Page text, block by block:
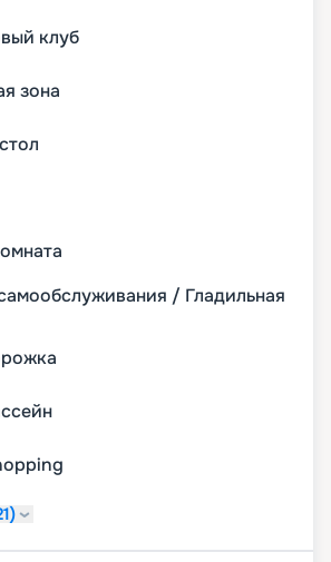
клуб
зона
/ Гладильная